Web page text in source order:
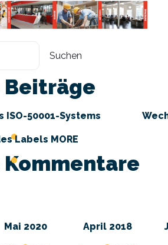
Beiträge
ISO-50001-Systems
Labels MORE
Kommentare
Mai 2020 April 2018